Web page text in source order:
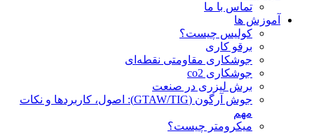
تماس با ما
آموزش ها
کولیس چیست؟
برقو کاری
جوشکاری مقاومتی نقطه‌ای
جوشکاری co2
برش لیزری در صنعت
جوش آرگون (GTAW/TIG): اصول، کاربردها و نکات
مهم
میکرومتر چیست؟